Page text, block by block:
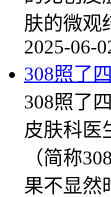
肤的微观
2025-06-
308照了
308照了
皮肤科医
（简称
果不显然